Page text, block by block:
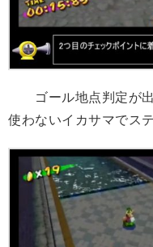
ゴール地点判定が出
使わないイカサマでス